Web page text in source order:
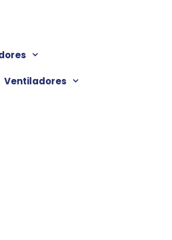
Ventiladores